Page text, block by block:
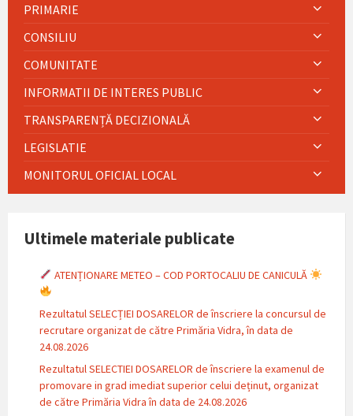
PRIMARIE
CONSILIU
COMUNITATE
INFORMATII DE INTERES PUBLIC
TRANSPARENȚĂ DECIZIONALĂ
LEGISLATIE
MONITORUL OFICIAL LOCAL
Ultimele materiale publicate
ATENȚIONARE METEO – COD PORTOCALIU DE CANICULĂ
Rezultatul SELECȚIEI DOSARELOR de înscriere la concursul de
recrutare organizat de către Primăria Vidra, în data de
24.08.2026
Rezultatul SELECTIEI DOSARELOR de înscriere la examenul de
promovare in grad imediat superior celui deținut, organizat
de către Primăria Vidra în data de 24.08.2026